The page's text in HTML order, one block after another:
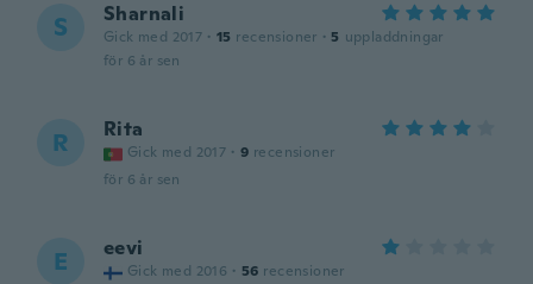
S Sharnali
Gick med 2017 · 15 recensioner · 5 uppladdningar
för 6 år sen
R Rita
Gick med 2017 · 9 recensioner
för 6 år sen
E eevi
Gick med 2016 · 56 recensioner